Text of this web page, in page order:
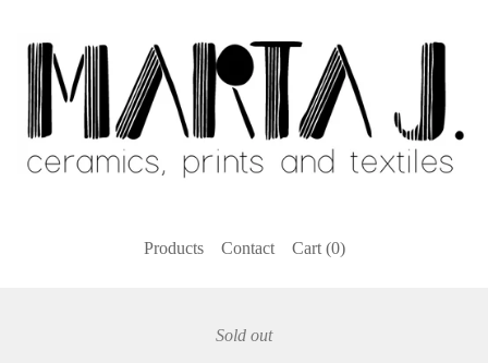
Products Contact Cart (0)
Sold out